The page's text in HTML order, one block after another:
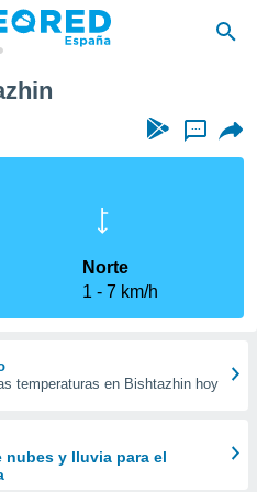
...
Norte
1
7 km/h
temperaturas en Bishtazhin hoy
nubes y lluvia para el